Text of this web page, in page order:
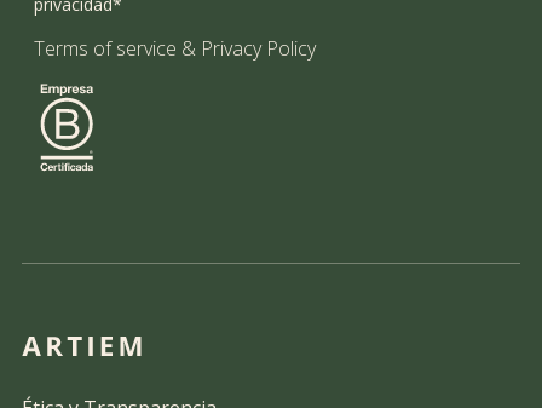
Terms of service & Privacy Policy